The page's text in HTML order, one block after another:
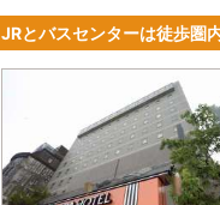
JRとバスセンターは徒歩圏